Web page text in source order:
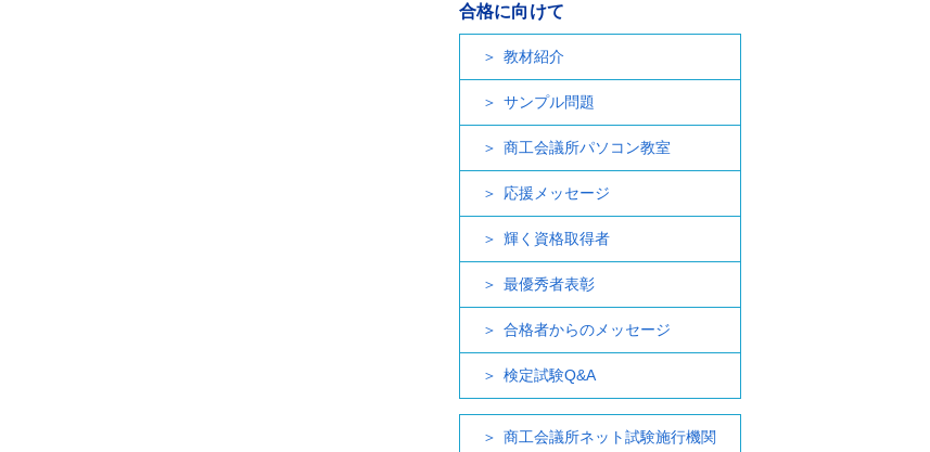
合格に向けて
教材紹介
サンプル問題
商工会議所パソコン教室
応援メッセージ
輝く資格取得者
最優秀者表彰
合格者からのメッセージ
検定試験Q&A
商工会議所ネット試験施行機関